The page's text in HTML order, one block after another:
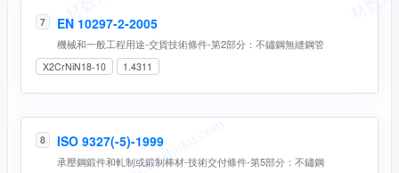
7 EN 10297-2-2005
機械和一般工程用途-交貨技術條件-第2部分：不鏽鋼無縫鋼管
X2CrNiN18-10 1.4311
8 ISO 9327(-5)-1999
承壓鋼鍛件和軋制或鍛制棒材-技術交付條件-第5部分：不鏽鋼